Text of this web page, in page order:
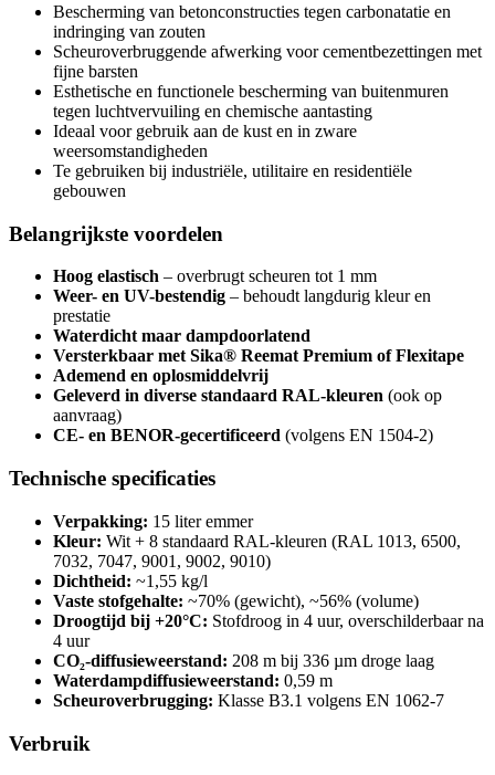
Bescherming van betonconstructies tegen carbonatatie en
indringing van zouten
Scheuroverbruggende afwerking voor cementbezettingen met
fijne barsten
Esthetische en functionele bescherming van buitenmuren
tegen luchtvervuiling en chemische aantasting
Ideaal voor gebruik aan de kust en in zware
weersomstandigheden
Te gebruiken bij industriële, utilitaire en residentiële
gebouwen
Belangrijkste voordelen
Hoog elastisch – overbrugt scheuren tot 1 mm
Weer- en UV-bestendig – behoudt langdurig kleur en
prestatie
Waterdicht maar dampdoorlatend
Versterkbaar met Sika® Reemat Premium of Flexitape
Ademend en oplosmiddelvrij
Geleverd in diverse standaard RAL-kleuren (ook op
aanvraag)
CE- en BENOR-gecertificeerd (volgens EN 1504-2)
Technische specificaties
Verpakking: 15 liter emmer
Kleur: Wit + 8 standaard RAL-kleuren (RAL 1013, 6500,
7032, 7047, 9001, 9002, 9010)
Dichtheid: ~1,55 kg/l
Vaste stofgehalte: ~70% (gewicht), ~56% (volume)
Droogtijd bij +20°C: Stofdroog in 4 uur, overschilderbaar na
4 uur
CO₂-diffusieweerstand: 208 m bij 336 µm droge laag
Waterdampdiffusieweerstand: 0,59 m
Scheuroverbrugging: Klasse B3.1 volgens EN 1062-7
Verbruik